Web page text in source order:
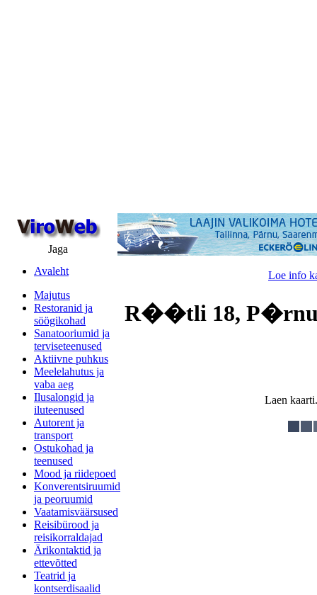
Jaga
Avaleht
Majutus
Restoranid ja
söögikohad
Sanatooriumid ja
terviseteenused
Aktiivne puhkus
Meelelahutus ja
vaba aeg
Ilusalongid ja
iluteenused
Autorent ja
transport
Ostukohad ja
teenused
Mood ja riidepoed
Konverentsiruumid
ja peoruumid
Vaatamisväärsused
Reisibürood ja
reisikorraldajad
Ärikontaktid ja
ettevõtted
Teatrid ja
kontserdisaalid
Loe info
R��tli 18,
Laen